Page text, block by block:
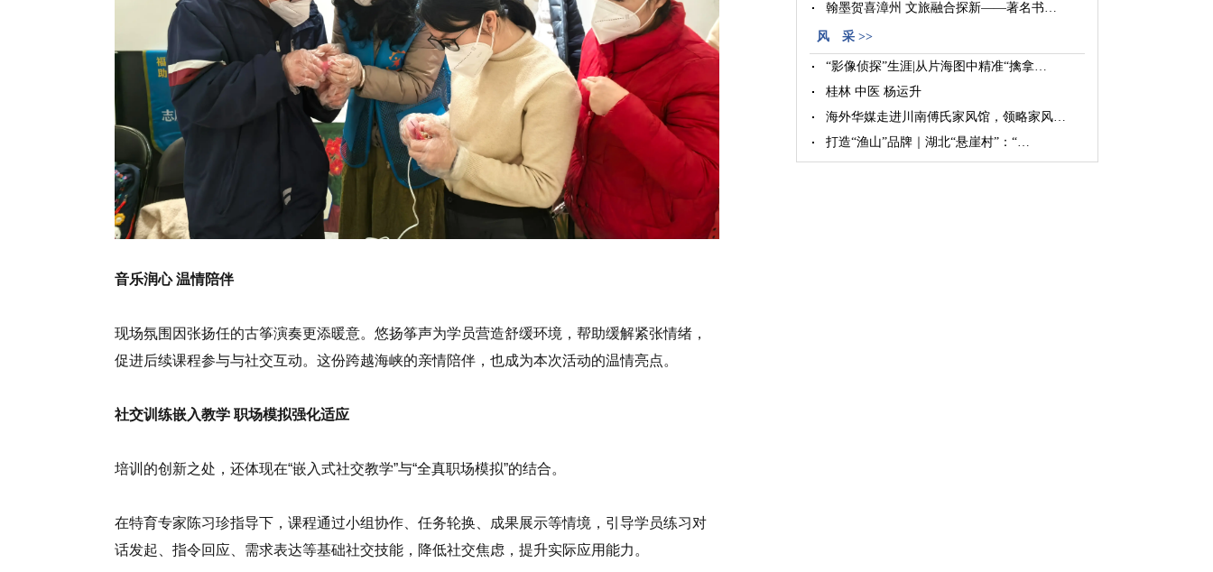
音乐润心 温情陪伴
现场氛围因张扬任的古筝演奏更添暖意。悠扬筝声为学员营造舒缓环境，帮助缓解紧张情绪，
促进后续课程参与与社交互动。这份跨越海峡的亲情陪伴，也成为本次活动的温情亮点。
社交训练嵌入教学 职场模拟强化适应
培训的创新之处，还体现在“嵌入式社交教学”与“全真职场模拟”的结合。
在特育专家陈习珍指导下，课程通过小组协作、任务轮换、成果展示等情境，引导学员练习对
话发起、指令回应、需求表达等基础社交技能，降低社交焦虑，提升实际应用能力。
翰墨贺喜漳州 文旅融合探新——著名书…
风 采 >>
“影像侦探”生涯|从片海图中精准“擒拿…
桂林 中医 杨运升
海外华媒走进川南傅氏家风馆，领略家风…
打造“渔山”品牌｜湖北“悬崖村”：“…